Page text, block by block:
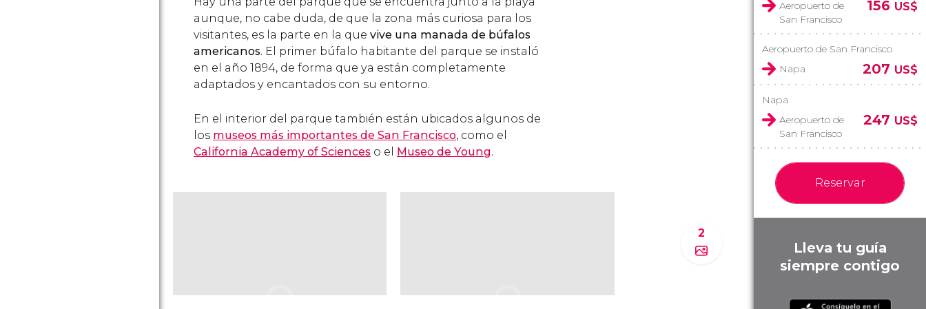
aunque, no cabe duda, de que la zona más curiosa para los
visitantes, es la parte en la que vive una manada de búfalos
americanos. El primer búfalo habitante del parque se instaló
en el año 1894, de forma que ya están completamente
adaptados y encantados con su entorno.
En el interior del parque también están ubicados algunos de
los museos más importantes de San Francisco, como el
California Academy of Sciences o el Museo de Young.
2
Aeropuerto de
San Francisco
156 US$
Aeropuerto de San Francisco
Napa
207 US$
Napa
Aeropuerto de
San Francisco
247 US$
Reservar
Lleva tu guía
siempre contigo